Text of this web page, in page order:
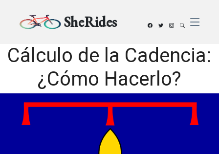
SheRides
Cálculo de la Cadencia:
¿Cómo Hacerlo?